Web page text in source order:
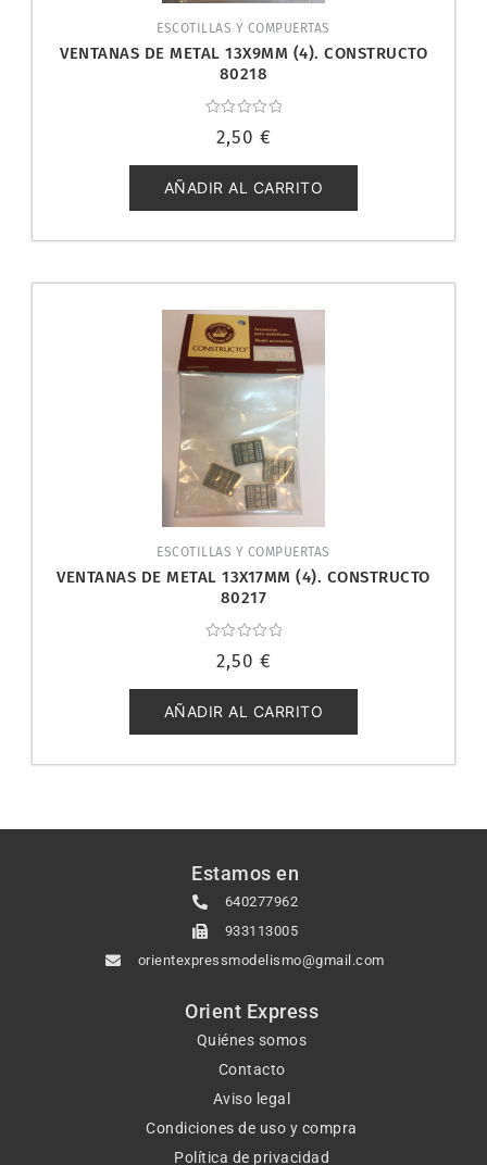
ESCOTILLAS Y COMPUERTAS
VENTANAS DE METAL 13X9MM (4). CONSTRUCTO
80218
con
de
5
2,50 €
AÑADIR AL CARRITO
ESCOTILLAS Y COMPUERTAS
VENTANAS DE METAL 13X17MM (4). CONSTRUCTO
80217
con
de
5
2,50 €
AÑADIR AL CARRITO
Estamos en
640277962
933113005
orientexpressmodelismo@gmail.com
Orient Express
Quiénes somos
Contacto
Aviso legal
Condiciones de uso y compra
Política de privacidad